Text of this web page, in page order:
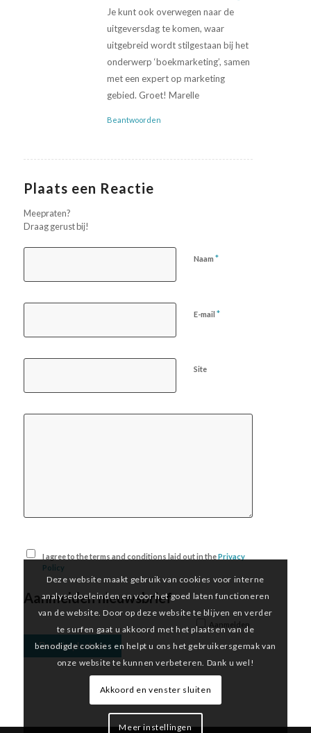
Je kunt ook overwegen naar de
uitgeversdag te komen, waar
uitgebreid wordt stilgestaan bij het
onderwerp ‘boekmarketing’, samen
met een expert op marketing
gebied. Groet! Marelle
Beantwoorden
Plaats een Reactie
Meepraten?
Draag gerust bij!
Naam *
E-mail *
Site
I agree to the terms and conditions laid out in thePrivacy
Policy
Aanmelden nieuwsbrief
Aanmelden
Deze website maakt gebruik van cookies voor interne
analysedoeleinden en voor het goed laten functioneren
van de website. Door op deze website te blijven en verder
te surfen gaat u akkoord met het plaatsen van de
benodigde cookies en helpt u ons het gebruikersgemak van
onze website te kunnen verbeteren. Dank u wel!
Akkoord en venster sluiten
Meer instellingen